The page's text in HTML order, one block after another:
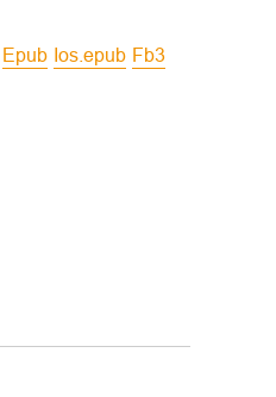
epub ios.epub fb3